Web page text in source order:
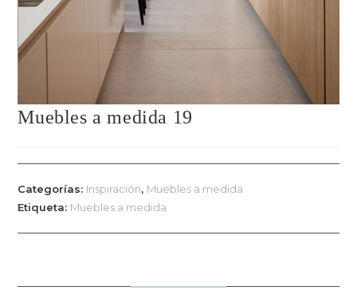
Muebles a medida 19
Categorías: Inspiración, Muebles a medida
Etiqueta: Muebles a medida